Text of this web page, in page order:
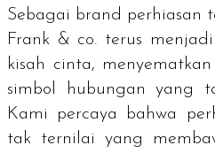
Sebagai brand perhiasan
Frank & co. terus
kisah cinta,
simbol hubungan yang
Kami percaya bahwa
tak ternilai yang